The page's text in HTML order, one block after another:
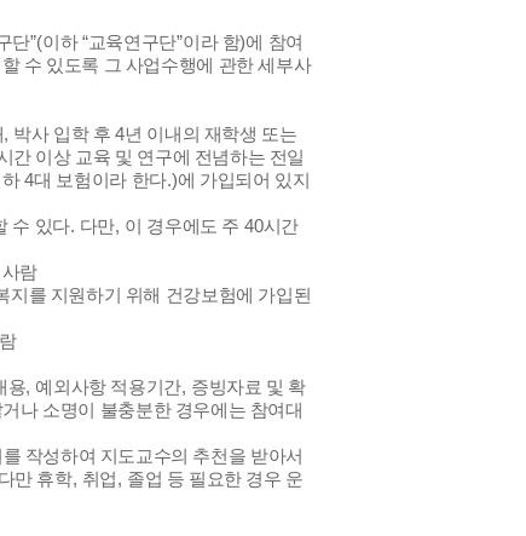
단”(이하“교육연구단”이라 함)에 참여
수 있도록 그 사업수행에 관한 세부사
, 박사 입학 후4년 이내의 재학생 또는
간 이상 교육 및 연구에 전념하는 전일
하4대 보험이라 한다.)에 가입되어 있지
수 있다. 다만, 이 경우에도 주 40시간
람
를 지원하기 위해 건강보험에 가입된
용, 예외사항 적용기간, 증빙자료 및 확
나 소명이 불충분한 경우에는 참여대
작성하여 지도교수의 추천을 받아서
다만 휴학, 취업, 졸업 등 필요한 경우 운